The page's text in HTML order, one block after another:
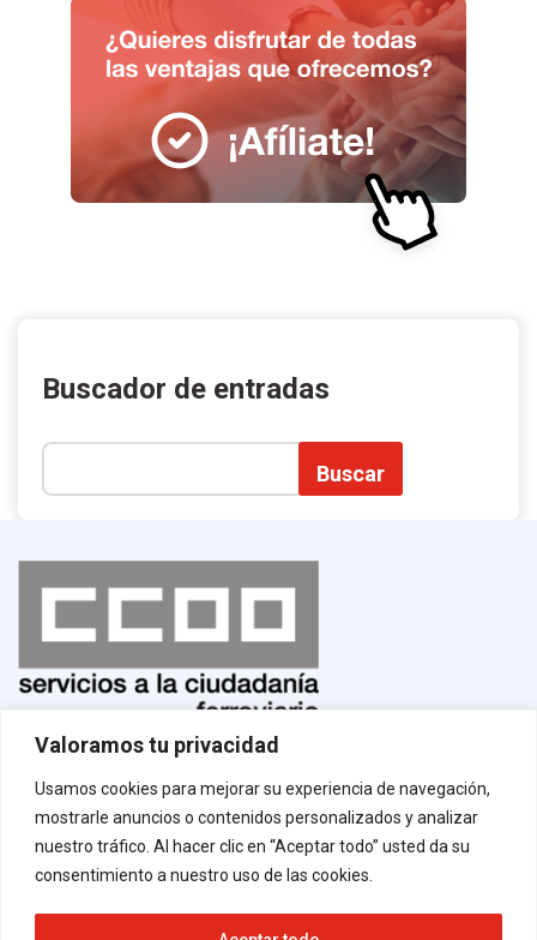
Valoramos tu privacidad
Usamos cookies para mejorar su experiencia de navegación,
mostrarle anuncios o contenidos personalizados y analizar
nuestro tráfico. Al hacer clic en “Aceptar todo” usted da su
consentimiento a nuestro uso de las cookies.
Buscador de entradas
Buscar
Normas de uso
Aviso legal
Política de privacidad
Política de cookies
Contacto